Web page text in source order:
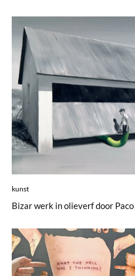
kunst
Bizar werk in olieverf door